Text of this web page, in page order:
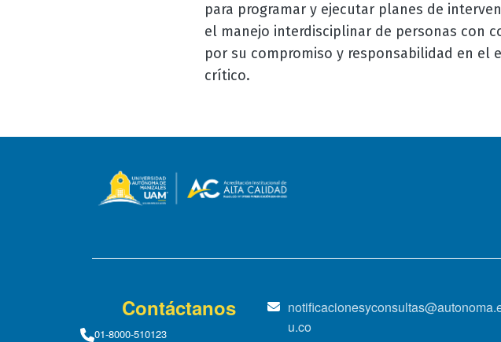
para programar y ejecutar planes de
el manejo interdisciplinar de personas con
por su compromiso y responsabilidad en el
crítico.
Contáctanos
01-8000-510123
u.co